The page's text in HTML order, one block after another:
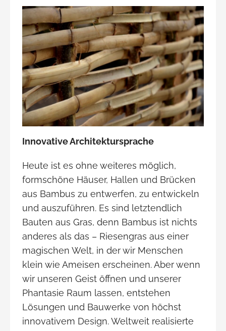
Innovative Architektursprache
Heute ist es ohne weiteres möglich,
formschöne Häuser, Hallen und Brücken
aus Bambus zu entwerfen, zu entwickeln
und auszuführen. Es sind letztendlich
Bauten aus Gras, denn Bambus ist nichts
anderes als das – Riesengras aus einer
magischen Welt, in der wir Menschen
klein wie Ameisen erscheinen. Aber wenn
wir unseren Geist öffnen und unserer
Phantasie Raum lassen, entstehen
Lösungen und Bauwerke von höchst
innovativem Design. Weltweit realisierte